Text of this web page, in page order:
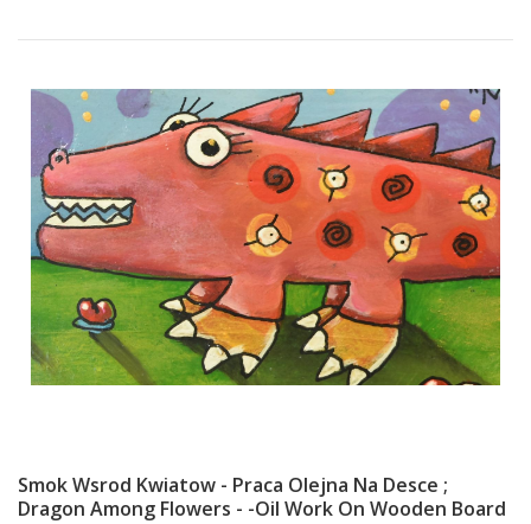
Smok Wsrod Kwiatow - Praca Olejna Na Desce ;
Dragon Among Flowers - -oil Work On Wooden Board